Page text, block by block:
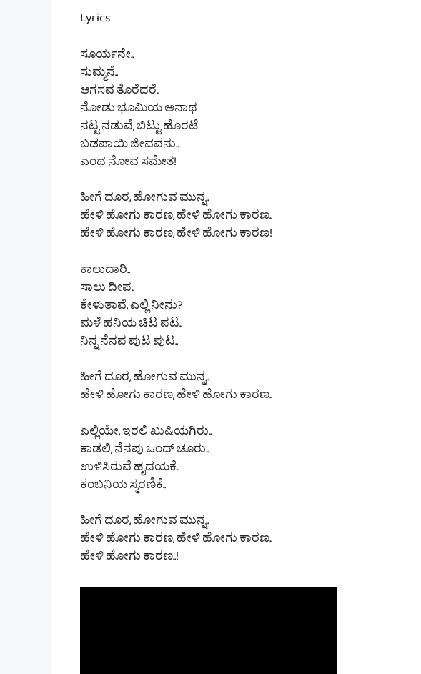
Lyrics
ಸೂರ್ಯನೇ..
ಸುಮ್ಮನೆ..
ಆಗಸವ ತೊರೆದರೆ..
ನೋಡು ಭೂಮಿಯ ಅನಾಥ
ನಟ್ಟ ನಡುವೆ, ಬಿಟ್ಟು ಹೊರಟೆ
ಬಡಪಾಯಿ ಜೀವವನು..
ಎಂಥ ನೋವ ಸಮೇತ!
ಹೀಗೆ ದೂರ, ಹೋಗುವ ಮುನ್ನ..
ಹೇಳಿ ಹೋಗು ಕಾರಣ, ಹೇಳಿ ಹೋಗು ಕಾರಣ..
ಹೇಳಿ ಹೋಗು ಕಾರಣ, ಹೇಳಿ ಹೋಗು ಕಾರಣ!
ಕಾಲುದಾರಿ..
ಸಾಲು ದೀಪ..
ಕೇಳುತಾವೆ, ಎಲ್ಲಿ ನೀನು?
ಮಳೆ ಹನಿಯ ಚಿಟ ಪಟ..
ನಿನ್ನ ನೆನಪ ಪುಟ ಪುಟ..
ಹೀಗೆ ದೂರ, ಹೋಗುವ ಮುನ್ನ..
ಹೇಳಿ ಹೋಗು ಕಾರಣ, ಹೇಳಿ ಹೋಗು ಕಾರಣ..
ಎಲ್ಲಿಯೇ, ಇರಲಿ ಖುಷಿಯಗಿರು..
ಕಾಡಲಿ, ನೆನಪು ಒಂದ್ ಚೂರು..
ಉಳಿಸಿರುವೆ ಹೃದಯಕೆ..
ಕಂಬನಿಯ ಸ್ಮರಣಿಕೆ..
ಹೀಗೆ ದೂರ, ಹೋಗುವ ಮುನ್ನ..
ಹೇಳಿ ಹೋಗು ಕಾರಣ, ಹೇಳಿ ಹೋಗು ಕಾರಣ..
ಹೇಳಿ ಹೋಗು ಕಾರಣ..!